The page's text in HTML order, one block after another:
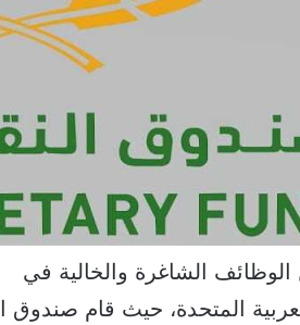
الوظائف الشاغرة والخالية في
المتحدة، حيث قام